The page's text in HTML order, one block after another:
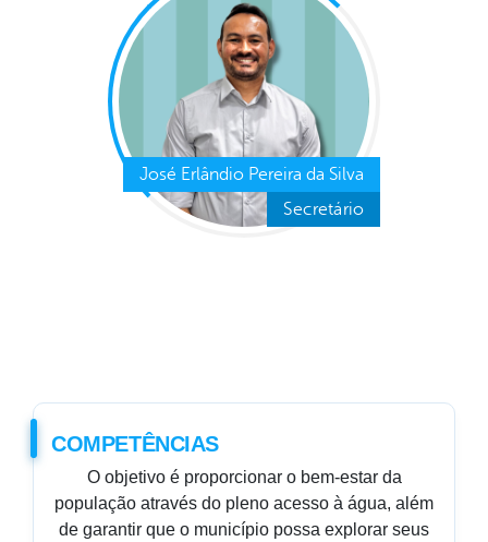
José Erlândio Pereira da Silva
Secretário
COMPETÊNCIAS
O objetivo é proporcionar o bem-estar da
população através do pleno acesso à água, além
de garantir que o município possa explorar seus